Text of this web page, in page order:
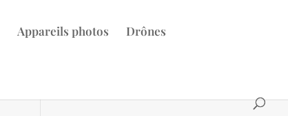
Appareils photos Drônes